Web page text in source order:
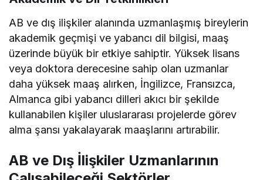
AB ve dış ilişkiler alanında uzmanlaşmış bireylerin
akademik geçmişi ve yabancı dil bilgisi, maaş
üzerinde büyük bir etkiye sahiptir. Yüksek lisans
veya doktora derecesine sahip olan uzmanlar
daha yüksek maaş alırken, İngilizce, Fransızca,
Almanca gibi yabancı dilleri akıcı bir şekilde
kullanabilen kişiler uluslararası projelerde görev
alma şansı yakalayarak maaşlarını artırabilir.
AB ve Dış İlişkiler Uzmanlarının